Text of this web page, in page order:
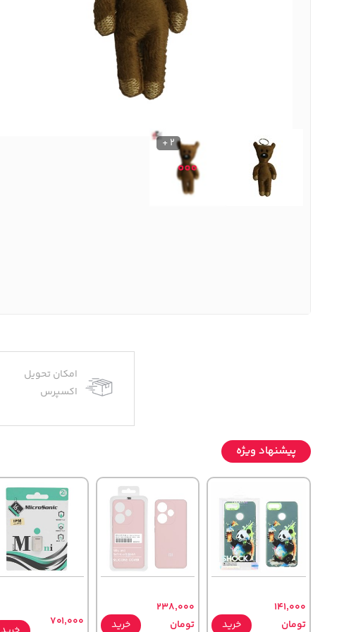
نوشیدنی ها
روشنایی و الکتریکی
2 +
امکان تحویل
اکسپرس
پیشنهاد ویژه
141,000
تومان
خرید
238,000
تومان
خرید
701,000